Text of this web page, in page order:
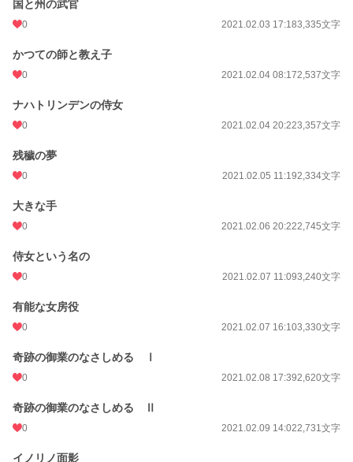
国と州の武官
0 2021.02.03 17:183,335文字
かつての師と教え子
0 2021.02.04 08:172,537文字
ナハトリンデンの侍女
0 2021.02.04 20:223,357文字
残穢の夢
0 2021.02.05 11:192,334文字
大きな手
0 2021.02.06 20:222,745文字
侍女という名の
0 2021.02.07 11:093,240文字
有能な女房役
0 2021.02.07 16:103,330文字
奇跡の御業のなさしめる Ⅰ
0 2021.02.08 17:392,620文字
奇跡の御業のなさしめる Ⅱ
0 2021.02.09 14:022,731文字
イノリノ面影